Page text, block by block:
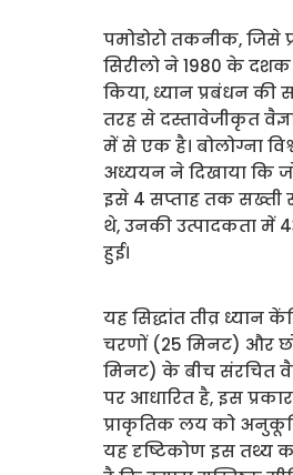
पमोडोरो तकनीक, जिसे
सिरीलो ने 1980 के
किया, ध्यान प्रबंधन की
तरह से दस्तावेजीकृत
में से एक है। बोलोग्ना
अध्ययन ने दिखाया कि जो
इसे 4 सप्ताह तक सख्ती
थे, उनकी उत्पादकता में
हुई।
यह सिद्धांत तीव्र ध्यान
चरणों (25 मिनट) और
मिनट) के बीच संरचित
पर आधारित है, इस
प्राकृतिक लय को
यह दृष्टिकोण इस तथ्य